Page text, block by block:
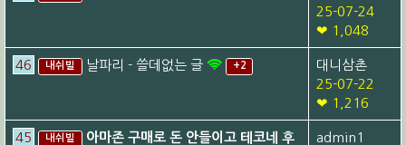
25-07-24
❤ 1,048
46 내쉬빌 날파리 - 쓸데없는 글 +2
대니삼촌
25-07-22
❤ 1,216
45 내쉬빌
아마존 구매로 돈 안들이고 테코네 후
admin1